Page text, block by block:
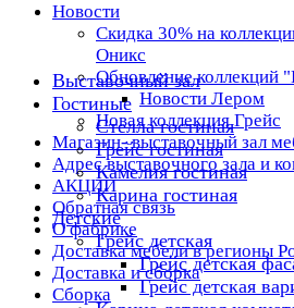
Новости
Скидка 30% на
Оникс
Обновление коллекций
Новости Лером
Новая коллекция Грейс
Магазин- выставочный зал
Адрес выставочного зала и
АКЦИИ
Обратная связь
О фабрике
Доставка мебели в регионы
Доставка и сборка
Сборка
Выставочный зал
Гостиные
Стелла гостиная
Грейс гостиная
Камелия гостиная
Карина гостиная
Детские
Грейс детская
Грейс детская
Грейс детская